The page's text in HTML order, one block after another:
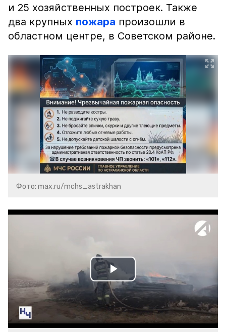
и 25 хозяйственных построек. Также
два крупных пожара произошли в
областном центре, в Советском районе.
Фото: max.ru/mchs_astrakhan
Play
Video